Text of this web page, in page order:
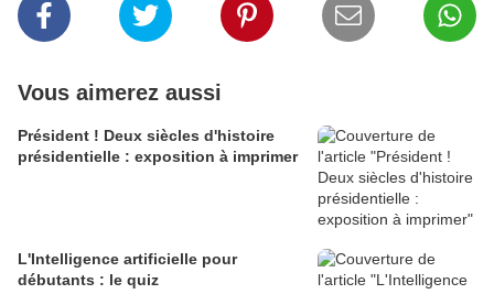
Vous aimerez aussi
Président ! Deux siècles d'histoire
présidentielle : exposition à imprimer
L'Intelligence artificielle pour
débutants : le quiz